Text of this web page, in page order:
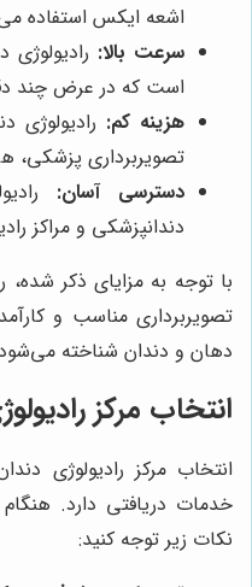
اشعه ایکس استفاده
سرعت بالا:
است که در عرض چند
هزینه کم:
تصویربرداری پزشکی،
دسترسی آسان:
دندانپزشکی و مراکز
با توجه به مزایای ذکر
تصویربرداری مناسب و
دهان و دندان شناخته
انتخاب مرکز
انتخاب مرکز رادیولوژی
خدمات دریافتی دارد. هنگام
نکات زیر توجه کنید: